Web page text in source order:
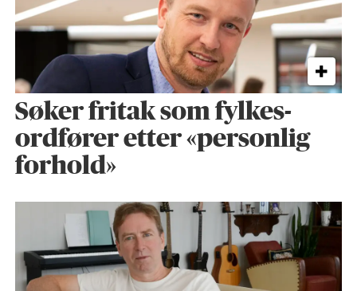
Søker fritak som fylkes­
ordfører etter «personlig
forhold»